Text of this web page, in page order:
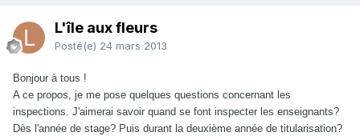
L'île aux fleurs
Posté(e) 24 mars 2013
Bonjour à tous !
A ce propos, je me pose quelques questions concernant les
inspections. J'aimerai savoir quand se font inspecter les enseignants?
Dès l'année de stage? Puis durant la deuxième année de titularisation?